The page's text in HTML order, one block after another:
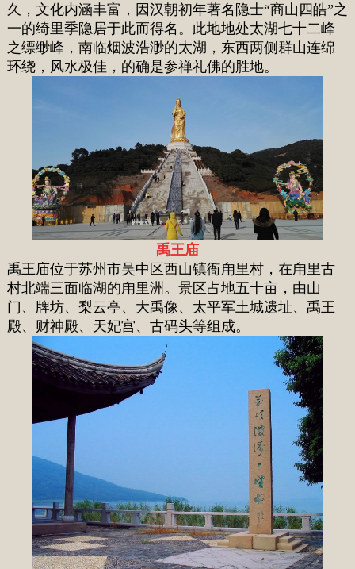
久，文化内涵丰富，因汉朝初年著名隐士“商山四皓”之
一的绮里季隐居于此而得名。此地地处太湖七十二峰
之缥缈峰，南临烟波浩渺的太湖，东西两侧群山连绵
环绕，风水极佳，的确是参禅礼佛的胜地。
禹王庙
禹王庙位于苏州市吴中区西山镇衙甪里村，在甪里古
村北端三面临湖的甪里洲。景区占地五十亩，由山
门、牌坊、梨云亭、大禹像、太平军土城遗址、禹王
殿、财神殿、天妃宫、古码头等组成。